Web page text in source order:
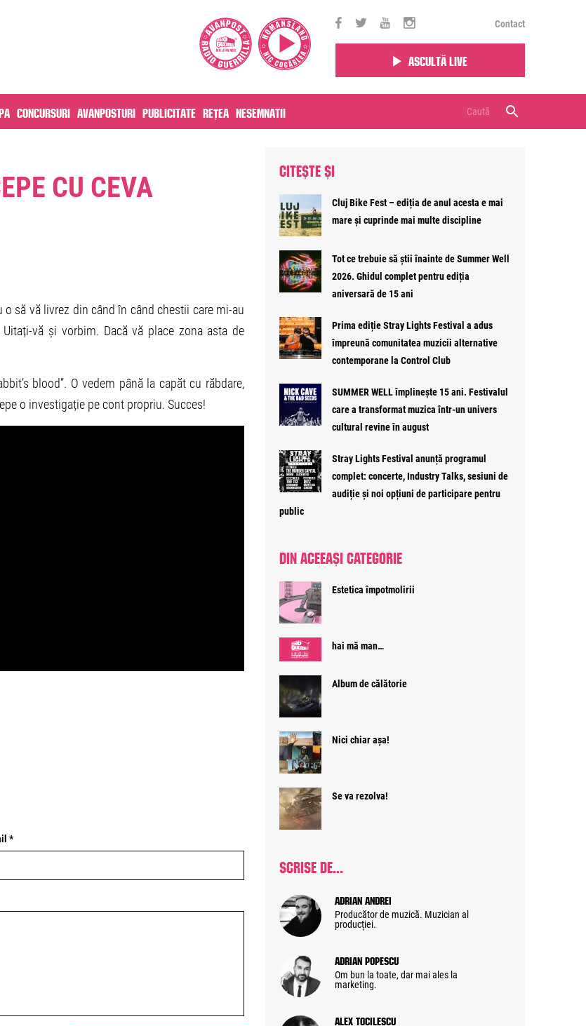
Contact
Ascultă live
Concursuri Avanposturi Publicitate Rețea Nesemnatii
CU CEVA
o să vă livrez din când în când chestii care mi-au
vă și vorbim. Dacă vă place zona asta de
blood”. O vedem până la capăt cu răbdare,
o investigație pe cont propriu. Succes!
*
CITEȘTE ȘI
Cluj Bike Fest – ediția de anul acesta e mai
mare și cuprinde mai multe discipline
Tot ce trebuie să știi înainte de Summer Well
2026. Ghidul complet pentru ediția
aniversară de 15 ani
Prima ediție Stray Lights Festival a adus
împreună comunitatea muzicii alternative
contemporane la Control Club
SUMMER WELL împlinește 15 ani. Festivalul
care a transformat muzica într-un univers
cultural revine în august
Stray Lights Festival anunță programul
complet: concerte, Industry Talks, sesiuni de
audiție și noi opțiuni de participare pentru
public
DIN ACEEAȘI CATEGORIE
Estetica împotmolirii
hai mă man…
Album de călătorie
Nici chiar așa!
Se va rezolva!
SCRISE DE...
Adrian Andrei
Producător de muzică. Muzician al
producției.
Adrian Popescu
Om bun la toate, dar mai ales la
marketing.
Alex Tocilescu